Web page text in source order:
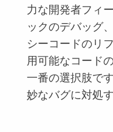
力な開発者フィ
ックのデバッグ
シーコードのリ
用可能なコード
一番の選択肢で
妙なバグに対処